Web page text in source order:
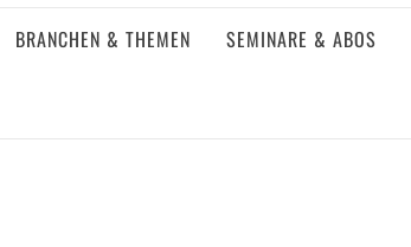
BRANCHEN & THEMEN SEMINARE & ABOS